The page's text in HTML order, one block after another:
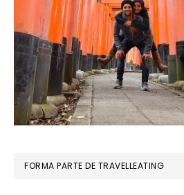
FORMA PARTE DE TRAVELLEATING